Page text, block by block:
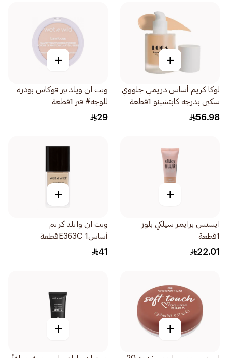
+
لوكا كريم أساس دريمي جلووي
سكين بدرجة كابتشينو 1قطعة
56.98
+
ويت ان ويلد بير فوكاس بودرة
للوجه# فير 1قطعة
29
+
ايسنس برايمر سيلكي بلور
1قطعة
22.01
+
ويت ان وايلد كريم
أساسE363C 1قطعة
41
+
+